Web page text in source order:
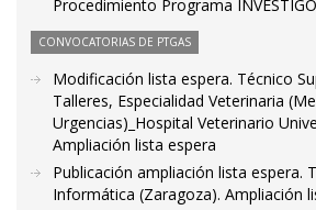
Procedimiento Programa
CONVOCATORIAS DE PTGAS
Modificación lista espera. Técnico
Talleres, Especialidad Veterinaria
Urgencias)_Hospital Veterinario
Ampliación lista espera
Publicación ampliación lista espera.
Informática (Zaragoza). Ampliación